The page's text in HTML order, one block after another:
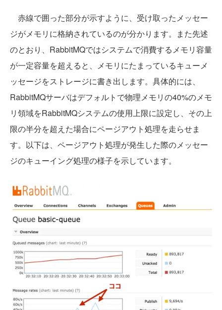
赤線で囲った部分が示すように、受け取ったメッセー
ジがメモリに格納されているのが分かります。また先述
のとおり、RabbitMQではシステムで消費するメモリ容量
が一定容量を超えると、メモリにたまっているキューメ
ッセージをストレージに書き出します。具体的には、
RabbitMQサーバはデフォルトで物理メモリの40%のメモ
リ領域をRabbitMQシステムの使用上限に設定し、その上
限の半分を超えた場合にページアウト処理を走らせま
す。以下は、ページアウト処理が発生した際のメッセー
ジのキューイング処理の様子を示しています。